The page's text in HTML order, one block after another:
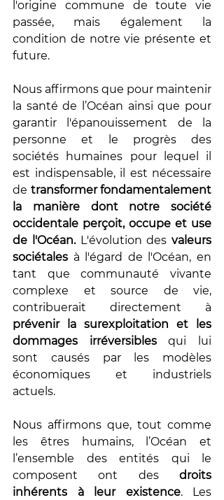
l'origine commune de toute vie
passée, mais également la
condition de notre vie présente et
future.
Nous affirmons que pour maintenir
la santé de l’Océan ainsi que pour
garantir l'épanouissement de la
personne et le progrès des
sociétés humaines pour lequel il
est indispensable, il est nécessaire
de transformer fondamentalement
la manière dont notre société
occidentale perçoit, occupe et use
de l'Océan. L'évolution des valeurs
sociétales à l'égard de l'Océan, en
tant que communauté vivante
complexe et source de vie,
prévenir la surexploitation et les
dommages irréversibles qui lui
sont causés par les modèles
économiques et industriels
actuels.
Nous affirmons que, tout comme
les êtres humains, l’Océan et
l’ensemble des entités qui le
composent ont des droits
inhérents à leur existence. Les